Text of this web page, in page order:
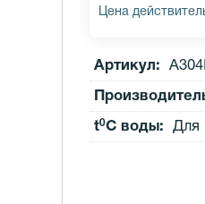
Цена
Артикул:
t0C воды: Для